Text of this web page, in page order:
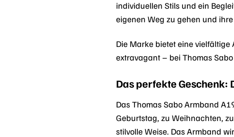
individuellen Stils und ein
eigenen Weg zu gehen und
Die Marke bietet eine
extravagant – bei Thomas
Das perfekte Geschenk:
Das Thomas Sabo Armband
Geburtstag, zu Weihnachten,
stilvolle Weise. Das Armband